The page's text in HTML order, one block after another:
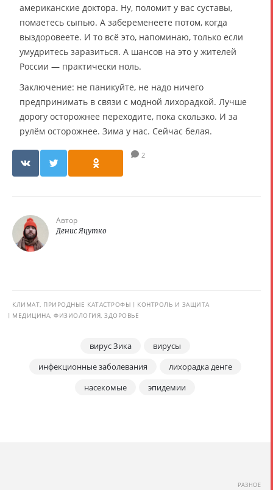
американские доктора. Ну, поломит у вас суставы,
помаетесь сыпью. А забеременеете потом, когда
выздоровеете. И то всё это, напоминаю, только если
умудритесь заразиться. А шансов на это у жителей
России — практически ноль.
Заключение: не паникуйте, не надо ничего
предпринимать в связи с модной лихорадкой. Лучше
дорогу осторожнее переходите, пока скользко. И за
рулём осторожнее. Зима у нас. Сейчас белая.
2
Автор
Денис Яцутко
КЛИМАТ, ПРИРОДНЫЕ КАТАСТРОФЫ
КОНТРОЛЬ И ЗАЩИТА
МЕДИЦИНА, ФИЗИОЛОГИЯ, ЗДОРОВЬЕ
вирус Зика
вирусы
инфекционные заболевания
лихорадка денге
насекомые
эпидемии
РАЗНОЕ